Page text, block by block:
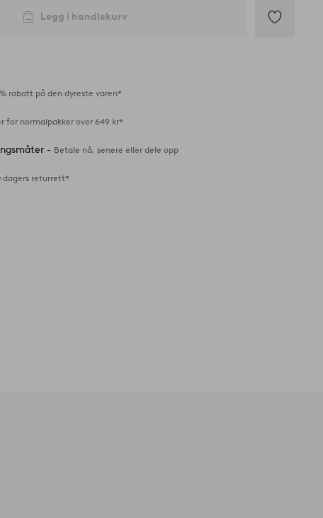
Legg i handlekurv
rabatt på den dyreste varen*
for normalpakker over 649 kr*
- Betale nå, senere eller dele opp
dagers returrett*